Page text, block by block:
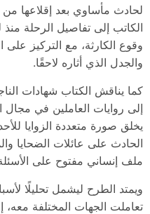
لحادث مأساوي بعد إقلاعها
الكاتب إلى تفاصيل الرحلة
وقوع الكارثة، مع التركيز
والجدل الذي أثاره لاحقًا.
كما يناقش الكتاب شهادات
إلى روايات العاملين في مجال
يخلق صورة متعددة الزوايا
الحادث على عائلات الضحايا
ملف إنساني مفتوح على
ويمتد الطرح ليشمل تحليلًا
تعاملت الجهات المختلفة معه،